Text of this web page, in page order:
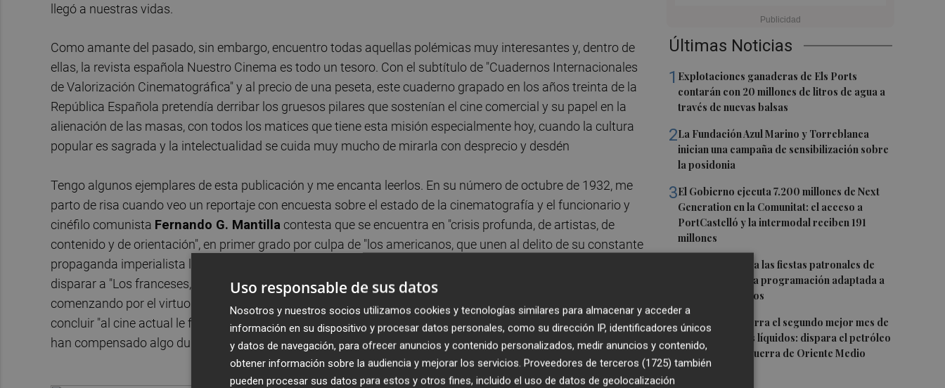
Últimas Noticias
1 Explotaciones ganaderas de Els Ports
contarán con 20 millones de litros de agua a
través de nuevas balsas
2La Fundación Azul Marino y Torreblanca
inician una campaña de sensibilización sobre
la posidonia
3El Gobierno ejecuta 7.200 millones de Next
Generation en la Comunitat: el acceso a
PortCastelló y la intermodal reciben 191
millones
Moncofa disfruta las fiestas patronales de
Sant Roc con una programación adaptada a
todos los públicos
5 PortCastelló cierra el segundo mejor mes de
julio en graneles líquidos: dispara el petróleo
en medio de la guerra de Oriente Medio
llegó a nuestras vidas.
Como amante del pasado, sin embargo, encuentro todas aquellas polémicas muy interesantes y, dentro de
ellas, la revista española Nuestro Cinema es todo un tesoro. Con el subtítulo de "Cuadernos Internacionales
de Valorización Cinematográfica" y al precio de una peseta, este cuaderno grapado en los años treinta de la
República Española pretendía derribar los gruesos pilares que sostenían el cine comercial y su papel en la
alienación de las masas, con todos los matices que tiene esta misión especialmente hoy, cuando la cultura
popular es sagrada y la intelectualidad se cuida muy mucho de mirarla con desprecio y desdén
Tengo algunos ejemplares de esta publicación y me encanta leerlos. En su número de octubre de 1932, me
parto de risa cuando veo un reportaje con encuesta sobre el estado de la cinematografía y el funcionario y
cinéfilo comunista Fernando G. Mantilla contesta que se encuentra en "crisis profunda, de artistas, de
contenido y de orientación", en primer grado por culpa de "los americanos, que unen al delito de su constante
propaganda imperialista las temporales indigestiones o empachos de técnica europeizante", para luego
disparar a "Los franceses, con intelectuales fríos e inhumanos comoRené Clair
comenzando por el virtuosismo de
y terminando por la fantasía desorbitada de Fritz Lang
concluir "al cine actual le falta sencillez y profundidad; solo las (femenino en el original) documentales nos
han compensado algo durante las últimas temporadas".
Uso responsable de sus datos
Nosotros y nuestros socios utilizamos cookies y tecnologías similares para almacenar y acceder a
información en su dispositivo y procesar datos personales, como su dirección IP, identificadores únicos
y datos de navegación, para ofrecer anuncios y contenido personalizados, medir anuncios y contenido,
obtener información sobre la audiencia y mejorar los servicios. Proveedores de terceros (1725) también
pueden procesar sus datos para estos y otros fines, incluido el uso de datos de geolocalización